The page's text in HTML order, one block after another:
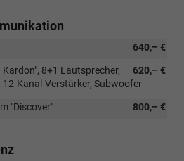
640,– €
620,– €
8+1 Lautsprecher,
Kanal-Verstärker, Subwoofer
800,– €
"Discover"